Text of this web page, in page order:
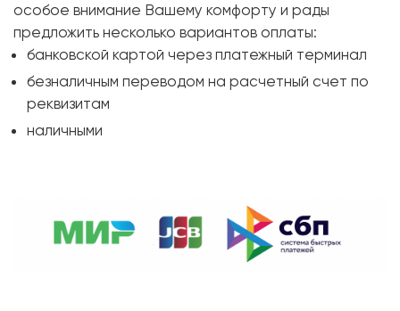
особое внимание Вашему комфорту и рады
предложить несколько вариантов оплаты:
банковской картой через платежный терминал
безналичным переводом на расчетный счет по
реквизитам
наличными